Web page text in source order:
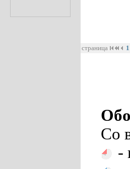
страница 1
Со
-